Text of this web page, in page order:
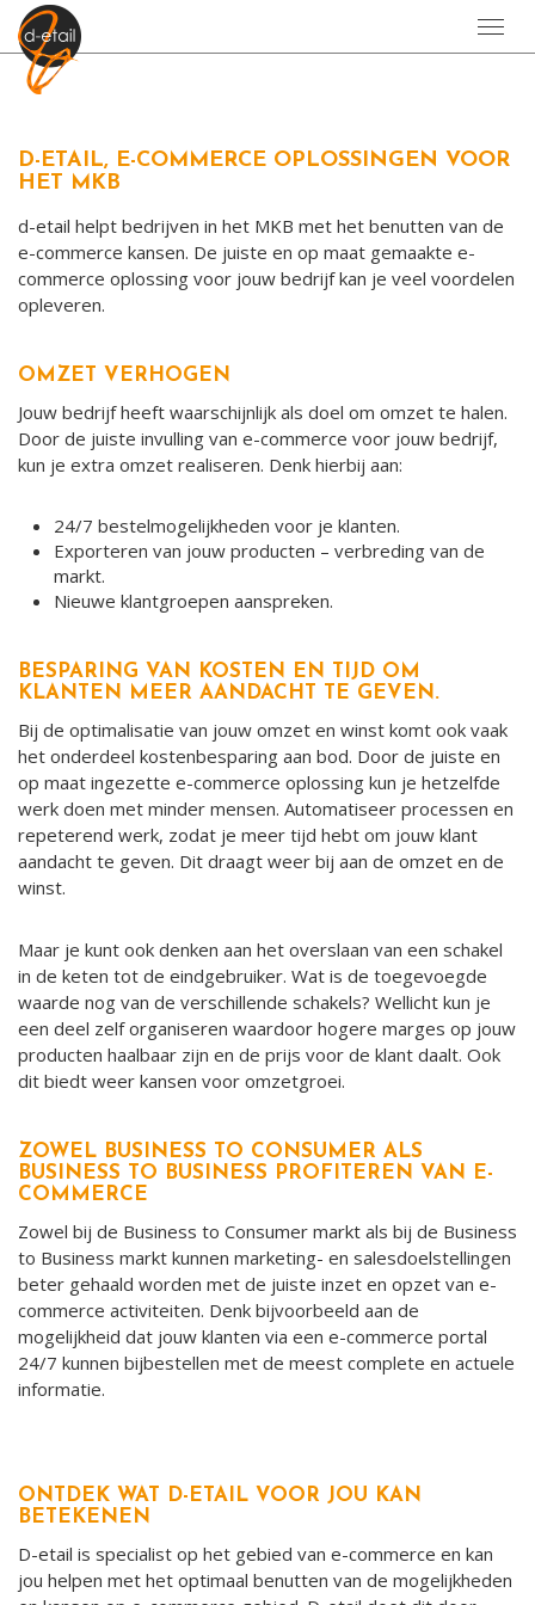
D-ETAIL, E-COMMERCE OPLOSSINGEN VOOR
HET MKB
d-etail helpt bedrijven in het MKB met het benutten van de
e-commerce kansen. De juiste en op maat gemaakte e-
commerce oplossing voor jouw bedrijf kan je veel voordelen
opleveren.
OMZET VERHOGEN
Jouw bedrijf heeft waarschijnlijk als doel om omzet te halen.
Door de juiste invulling van e-commerce voor jouw bedrijf,
kun je extra omzet realiseren. Denk hierbij aan:
24/7 bestelmogelijkheden voor je klanten.
Exporteren van jouw producten – verbreding van de
markt.
Nieuwe klantgroepen aanspreken.
BESPARING VAN KOSTEN EN TIJD OM
KLANTEN MEER AANDACHT TE GEVEN.
Bij de optimalisatie van jouw omzet en winst komt ook vaak
het onderdeel kostenbesparing aan bod. Door de juiste en
op maat ingezette e-commerce oplossing kun je hetzelfde
werk doen met minder mensen. Automatiseer processen en
repeterend werk, zodat je meer tijd hebt om jouw klant
aandacht te geven. Dit draagt weer bij aan de omzet en de
winst.
Maar je kunt ook denken aan het overslaan van een schakel
in de keten tot de eindgebruiker. Wat is de toegevoegde
waarde nog van de verschillende schakels? Wellicht kun je
een deel zelf organiseren waardoor hogere marges op jouw
producten haalbaar zijn en de prijs voor de klant daalt. Ook
dit biedt weer kansen voor omzetgroei.
ZOWEL BUSINESS TO CONSUMER ALS
BUSINESS TO BUSINESS PROFITEREN VAN E-
COMMERCE
Zowel bij de Business to Consumer markt als bij de Business
to Business markt kunnen marketing- en salesdoelstellingen
beter gehaald worden met de juiste inzet en opzet van e-
commerce activiteiten. Denk bijvoorbeeld aan de
mogelijkheid dat jouw klanten via een e-commerce portal
24/7 kunnen bijbestellen met de meest complete en actuele
informatie.
ONTDEK WAT D-ETAIL VOOR JOU KAN
BETEKENEN
D-etail is specialist op het gebied van e-commerce en kan
jou helpen met het optimaal benutten van de mogelijkheden